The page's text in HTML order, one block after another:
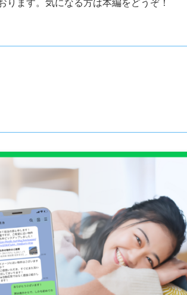
ます。気になる方は本編をどうぞ！